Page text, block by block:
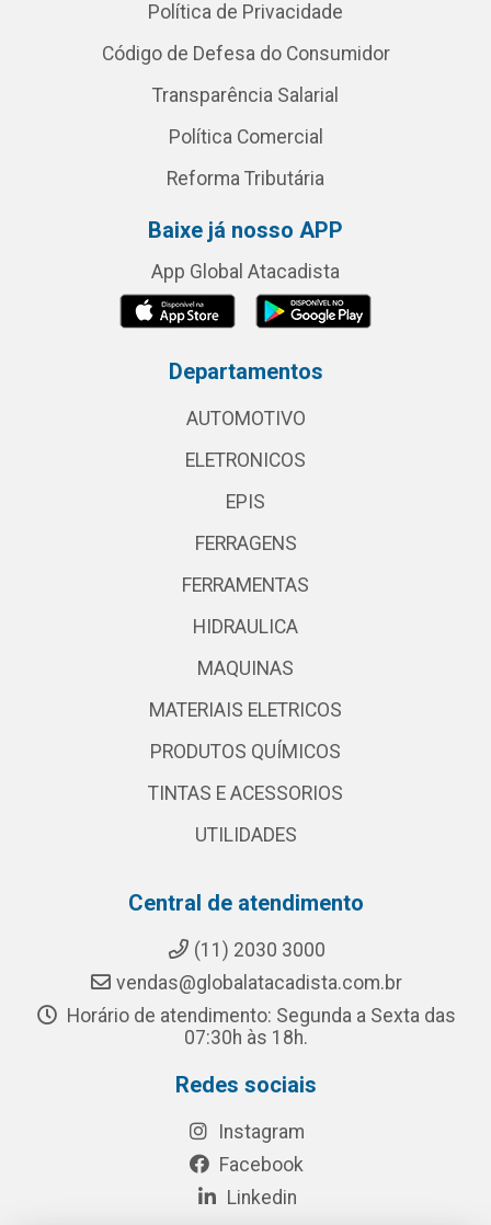
Política de Privacidade
Código de Defesa do Consumidor
Transparência Salarial
Política Comercial
Reforma Tributária
Baixe já nosso APP
App Global Atacadista
Departamentos
AUTOMOTIVO
ELETRONICOS
EPIS
FERRAGENS
FERRAMENTAS
HIDRAULICA
MAQUINAS
MATERIAIS ELETRICOS
PRODUTOS QUÍMICOS
TINTAS E ACESSORIOS
UTILIDADES
Central de atendimento
(11) 2030 3000
vendas@globalatacadista.com.br
Horário de atendimento: Segunda a Sexta das
07:30h às 18h.
Redes sociais
Instagram
Facebook
Linkedin